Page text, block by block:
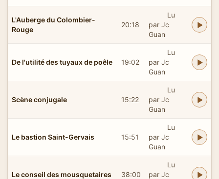
L'Auberge du Colombier-
Rouge
20:18
Lu
par Jc
Guan
De l'utilité des tuyaux de poêle 19:02
Lu
par Jc
Guan
Scène conjugale 15:22
Lu
par Jc
Guan
Le bastion Saint-Gervais 15:51
Lu
par Jc
Guan
Le conseil des mousquetaires 38:00
Lu
par Jc